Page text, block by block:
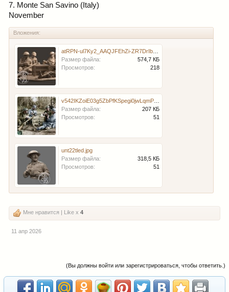
7. Monte San Savino (Italy)
November
Вложения:
Размер файла:
574,7 КБ
Просмотров:
218
Размер файла:
207 КБ
Просмотров:
51
unt22tled.jpg
Размер файла:
318,5 КБ
Просмотров:
51
Мне нравится | Like x 4
11 апр 2026
(Вы должны войти или зарегистрироваться, чтобы ответить.)